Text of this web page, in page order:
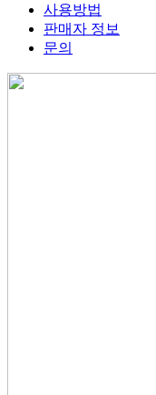
사용방법
판매자 정보
문의